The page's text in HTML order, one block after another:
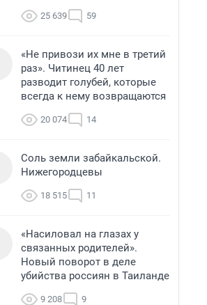
25 639 59
«Не привози их мне в третий
раз». Читинец 40 лет
разводит голубей, которые
всегда к нему возвращаются
20 074 14
Соль земли забайкальской.
Нижегородцевы
18 515 11
«Насиловал на глазах у
связанных родителей».
Новый поворот в деле
убийства россиян в Таиланде
9 208 9